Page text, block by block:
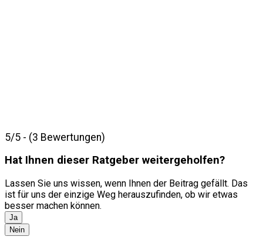
5/5 - (3 Bewertungen)
Hat Ihnen dieser Ratgeber weitergeholfen?
Lassen Sie uns wissen, wenn Ihnen der Beitrag gefällt. Das
ist für uns der einzige Weg herauszufinden, ob wir etwas
besser machen können.
Ja
Nein